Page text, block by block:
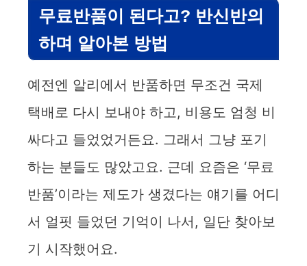
무료반품이 된다고? 반신반의
하며 알아본 방법
예전엔 알리에서 반품하면 무조건 국제
택배로 다시 보내야 하고, 비용도 엄청 비
싸다고 들었었거든요. 그래서 그냥 포기
하는 분들도 많았고요. 근데 요즘은 ‘무료
반품’이라는 제도가 생겼다는 얘기를 어디
서 얼핏 들었던 기억이 나서, 일단 찾아보
기 시작했어요.